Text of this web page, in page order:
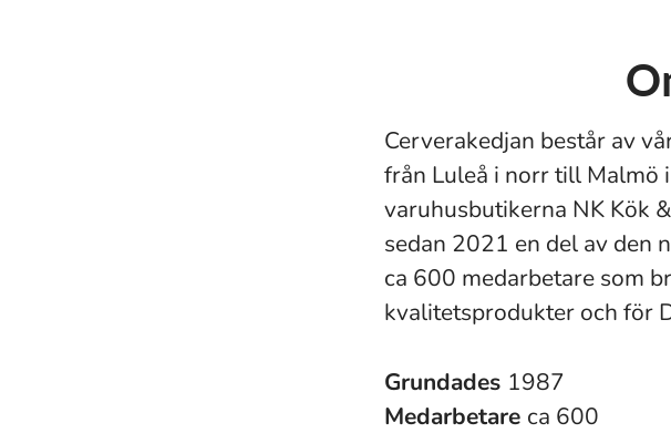
Cerverakedjan består av
från Luleå i norr till Malmö
varuhusbutikerna NK Kök
sedan 2021 en del av den
ca 600 medarbetare som
kvalitetsprodukter och för
Grundades 1987
Medarbetare ca 600